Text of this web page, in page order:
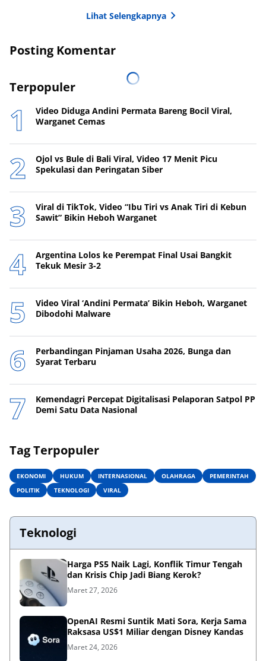
Lihat Selengkapnya
Posting Komentar
Terpopuler
Video Diduga Andini Permata Bareng Bocil Viral,
Warganet Cemas
Ojol vs Bule di Bali Viral, Video 17 Menit Picu
Spekulasi dan Peringatan Siber
Viral di TikTok, Video “Ibu Tiri vs Anak Tiri di Kebun
Sawit” Bikin Heboh Warganet
Argentina Lolos ke Perempat Final Usai Bangkit
Tekuk Mesir 3-2
Video Viral ‘Andini Permata’ Bikin Heboh, Warganet
Dibodohi Malware
Perbandingan Pinjaman Usaha 2026, Bunga dan
Syarat Terbaru
Kemendagri Percepat Digitalisasi Pelaporan Satpol PP
Demi Satu Data Nasional
Tag Terpopuler
EKONOMI HUKUM INTERNASIONAL OLAHRAGA
PEMERINTAH
POLITIK
TEKNOLOGI VIRAL
Teknologi
Harga PS5 Naik Lagi, Konflik Timur Tengah
dan Krisis Chip Jadi Biang Kerok?
Maret 27, 2026
OpenAI Resmi Suntik Mati Sora, Kerja Sama
Raksasa US$1 Miliar dengan Disney Kandas
Maret 24, 2026